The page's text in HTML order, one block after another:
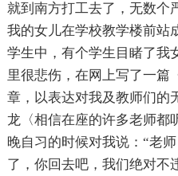
就到南方打工去了，无数个
我的女儿在学校教学楼前站
学生中，有个学生目睹了我
里很悲伤，在网上写了一篇
章，以表达对我及教师们的
龙〈相信在座的许多老师都
晚自习的时候对我说：“老
了，你回去吧，我们绝对不